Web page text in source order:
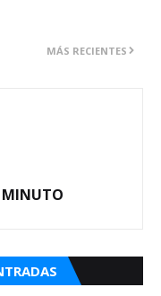
MÁS RECIENTES
MINUTO